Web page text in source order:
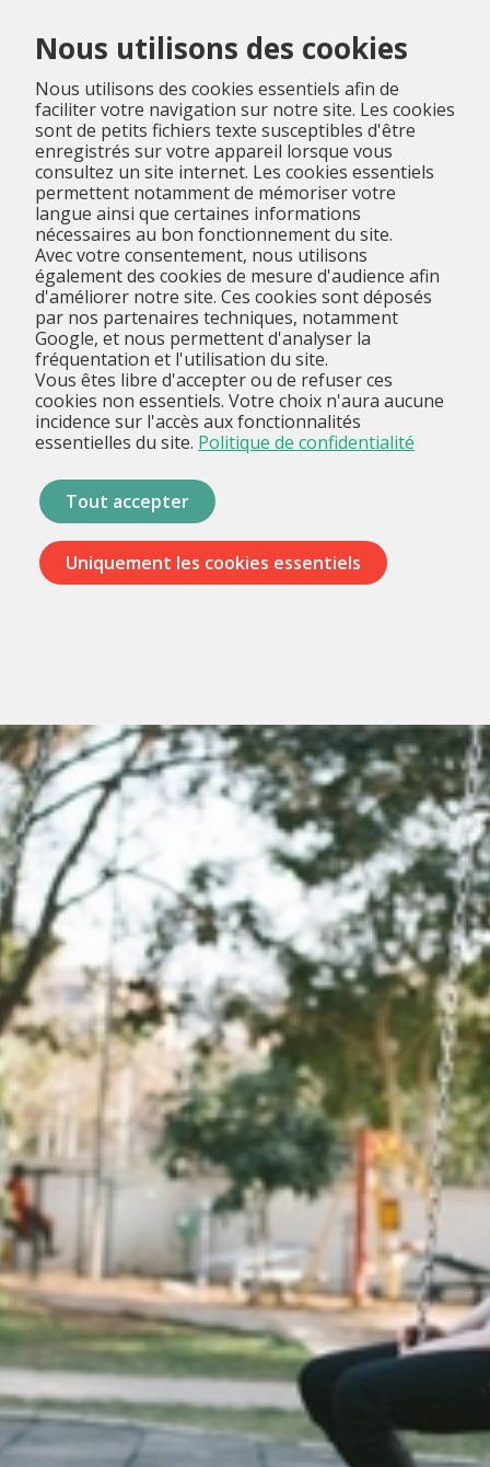
Nous utilisons des cookies
Nous utilisons des cookies essentiels afin de
faciliter votre navigation sur notre site. Les cookies
sont de petits fichiers texte susceptibles d'être
enregistrés sur votre appareil lorsque vous
consultez un site internet. Les cookies essentiels
permettent notamment de mémoriser votre
langue ainsi que certaines informations
nécessaires au bon fonctionnement du site.
Avec votre consentement, nous utilisons
également des cookies de mesure d'audience afin
d'améliorer notre site. Ces cookies sont déposés
par nos partenaires techniques, notamment
Google, et nous permettent d'analyser la
fréquentation et l'utilisation du site.
Vous êtes libre d'accepter ou de refuser ces
cookies non essentiels. Votre choix n'aura aucune
incidence sur l'accès aux fonctionnalités
essentielles du site. Politique de confidentialité
Tout accepter
Uniquement les cookies essentiels
Menu